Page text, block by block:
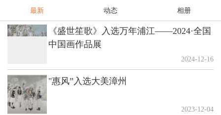
最新 动态 相册
《盛世笙歌》入选万年浦江——2024·全国
中国画作品展
2024-12-16
"惠风”入选大美漳州
2023-12-04